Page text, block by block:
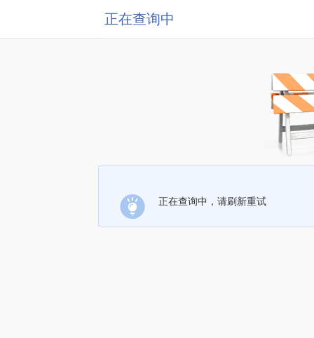
正在查询中
正在查询中，请刷新重试